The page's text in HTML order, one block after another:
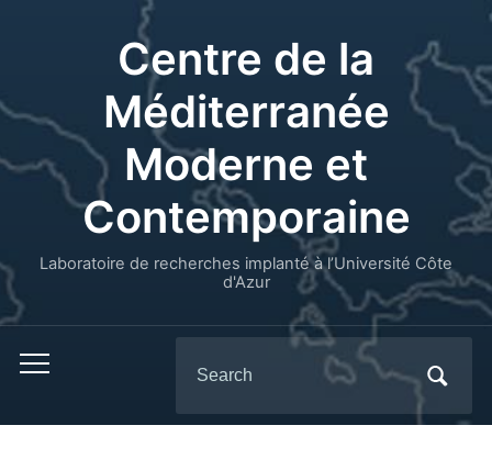
Centre de la
Méditerranée
Moderne et
Contemporaine
Laboratoire de recherches implanté à l’Université Côte
d'Azur
for: